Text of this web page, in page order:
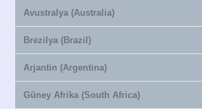
Avustralya (Australia)
Brezilya (Brazil)
Arjantin (Argentina)
Güney Afrika (South Africa)